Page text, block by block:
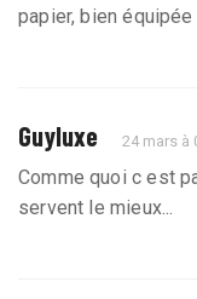
papier, bien
Guyluxe 24 mars à
Comme quoi c est
servent le mieux...